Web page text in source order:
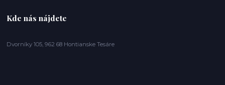
Kde nás nájdete
Dvorníky 105, 962 68 Hontianske Tesáre